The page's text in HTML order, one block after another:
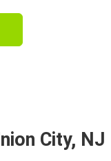
City, NJ